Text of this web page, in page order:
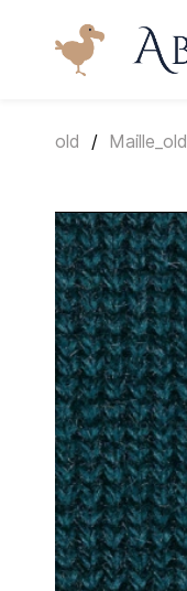
content
old / Maille_old